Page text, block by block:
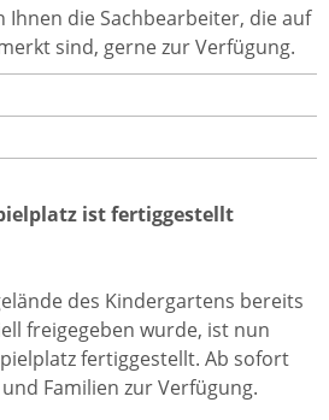
Ihnen die Sachbearbeiter, die auf
sind, gerne zur Verfügung.
ist fertiggestellt
des Kindergartens bereits
freigegeben wurde, ist nun
fertiggestellt. Ab sofort
Familien zur Verfügung.